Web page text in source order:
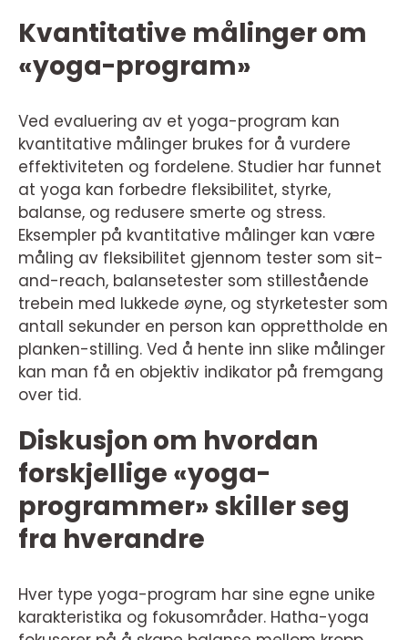
Kvantitative målinger om
«yoga-program»
Ved evaluering av et yoga-program kan
kvantitative målinger brukes for å vurdere
effektiviteten og fordelene. Studier har funnet
at yoga kan forbedre fleksibilitet, styrke,
balanse, og redusere smerte og stress.
Eksempler på kvantitative målinger kan være
måling av fleksibilitet gjennom tester som sit-
and-reach, balansetester som stillestående
trebein med lukkede øyne, og styrketester som
antall sekunder en person kan opprettholde en
planken-stilling. Ved å hente inn slike målinger
kan man få en objektiv indikator på fremgang
over tid.
Diskusjon om hvordan
forskjellige «yoga-
programmer» skiller seg
fra hverandre
Hver type yoga-program har sine egne unike
karakteristika og fokusområder. Hatha-yoga